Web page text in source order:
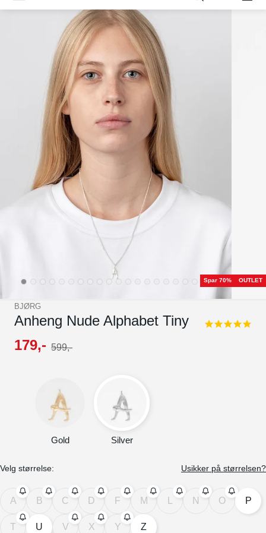
Spar 70% OUTLET
BJØRG
Anheng Nude Alphabet Tiny
4.8
179,- 599,-
Gold Silver
Velg størrelse: Usikker på størrelsen?
A B C D F M N O P
T U V X Y Z